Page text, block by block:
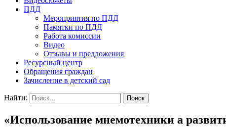
ПДД
Мероприятия по ПДД
Памятки по ПДД
Работа комиссии
Видео
Отзывы и предложения
Ресурсный центр
Обращения граждан
Зачисление в детский сад
Найти:
«Использование мнемотехники а